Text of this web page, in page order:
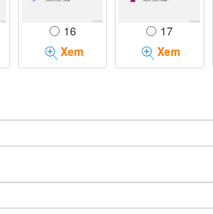
16
Xem
17
Xem